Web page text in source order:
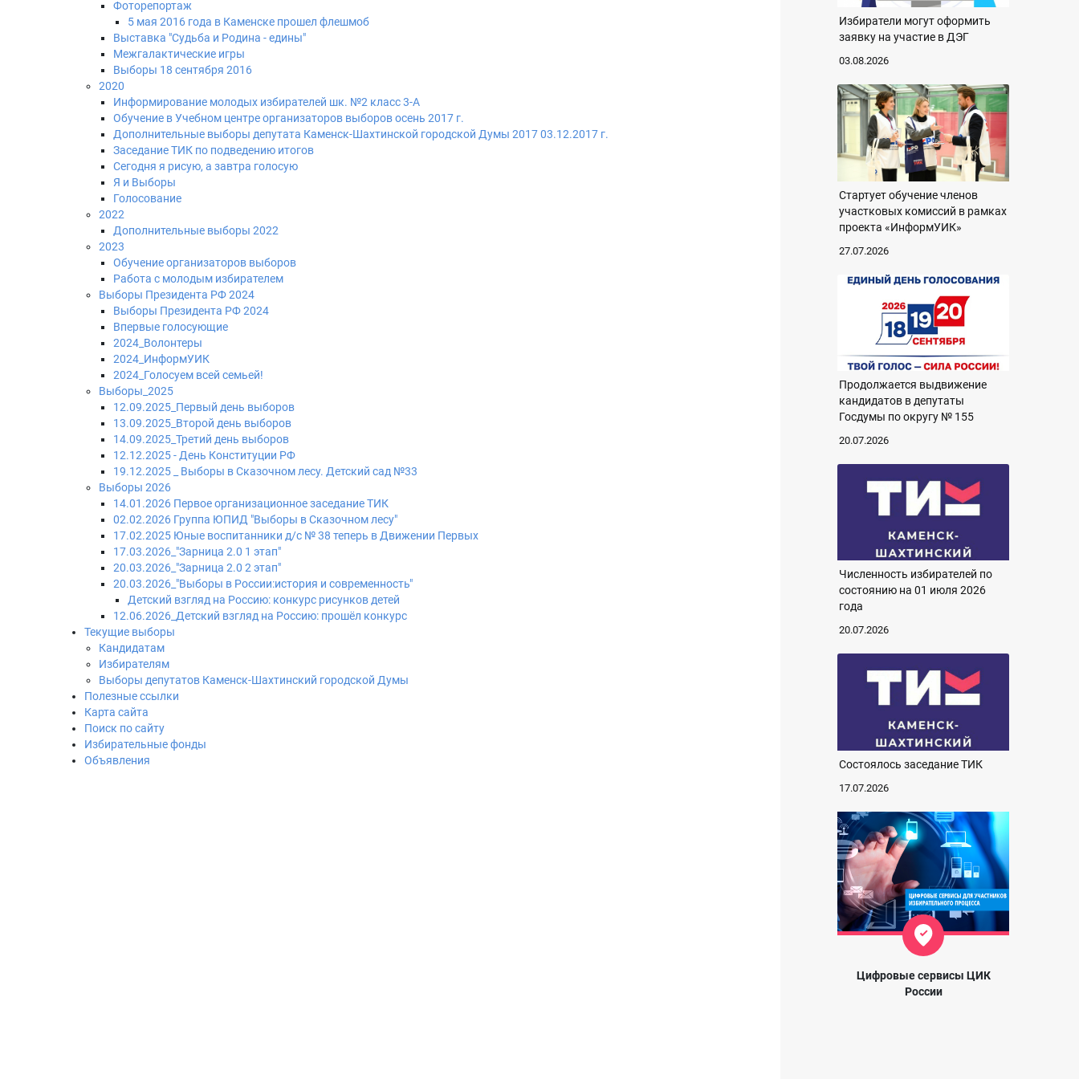
Фоторепортаж
5 мая 2016 года в Каменске прошел флешмоб
Выставка "Судьба и Родина - едины"
Межгалактические игры
Выборы 18 сентября 2016
2020
Информирование молодых избирателей шк. №2 класс 3-А
Обучение в Учебном центре организаторов выборов осень 2017 г.
Дополнительные выборы депутата Каменск-Шахтинской городской Думы 2017 03.12.2017 г.
Заседание ТИК по подведению итогов
Сегодня я рисую, а завтра голосую
Я и Выборы
Голосование
2022
Дополнительные выборы 2022
2023
Обучение организаторов выборов
Работа с молодым избирателем
Выборы Президента РФ 2024
Выборы Президента РФ 2024
Впервые голосующие
2024_Волонтеры
2024_ИнформУИК
2024_Голосуем всей семьей!
Выборы_2025
12.09.2025_Первый день выборов
13.09.2025_Второй день выборов
14.09.2025_Третий день выборов
12.12.2025 - День Конституции РФ
19.12.2025 _ Выборы в Сказочном лесу. Детский сад №33
Выборы 2026
14.01.2026 Первое организационное заседание ТИК
02.02.2026 Группа ЮПИД "Выборы в Сказочном лесу"
17.02.2025 Юные воспитанники д/с № 38 теперь в Движении Первых
17.03.2026_"Зарница 2.0 1 этап"
20.03.2026_"Зарница 2.0 2 этап"
20.03.2026_"Выборы в России:история и современность"
Детский взгляд на Россию: конкурс рисунков детей
12.06.2026_Детский взгляд на Россию: прошёл конкурс
Текущие выборы
Кандидатам
Избирателям
Выборы депутатов Каменск-Шахтинский городской Думы
Полезные ссылки
Карта сайта
Поиск по сайту
Избирательные фонды
Объявления
Избиратели могут оформить
заявку на участие в ДЭГ
03.08.2026
Стартует обучение членов
участковых комиссий в рамках
проекта «ИнформУИК»
27.07.2026
Продолжается выдвижение
кандидатов в депутаты
Госдумы по округу № 155
20.07.2026
Численность избирателей по
состоянию на 01 июля 2026
года
20.07.2026
Состоялось заседание ТИК
17.07.2026
Цифровые сервисы ЦИК
России